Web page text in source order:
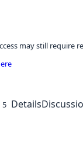
may still require
5 Details